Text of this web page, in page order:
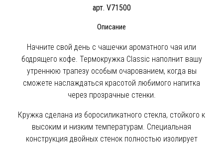
арт. V71500
Описание
Начните свой день с чашечки ароматного чая или
бодрящего кофе. Термокружка Classic наполнит вашу
утреннюю трапезу особым очарованием, когда вы
сможете наслаждаться красотой любимого напитка
через прозрачные стенки.
Кружка сделана из боросиликатного стекла, стойкого к
высоким и низким температурам. Специальная
конструкция двойных стенок полностью изолирует